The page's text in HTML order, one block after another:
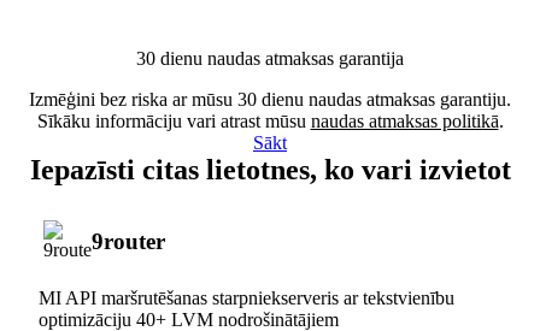
30 dienu naudas atmaksas garantija
Izmēģini bez riska ar mūsu 30 dienu naudas atmaksas garantiju.
Sīkāku informāciju vari atrast mūsu naudas atmaksas politikā.
Sākt
Iepazīsti citas lietotnes, ko vari izvietot
9router
MI API maršrutēšanas starpniekserveris ar tekstvienību
optimizāciju 40+ LVM nodrošinātājiem